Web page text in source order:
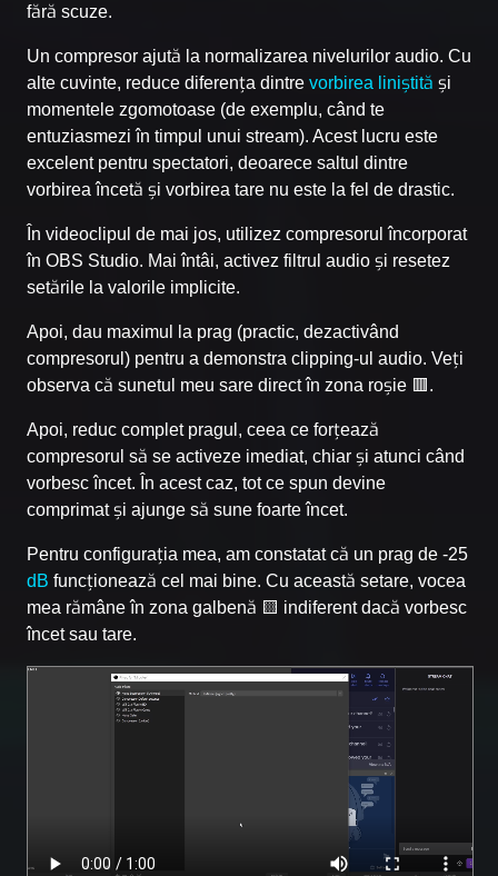
fără scuze.
Un compresor ajută la normalizarea nivelurilor audio. Cu
alte cuvinte, reduce diferența dintre vorbirea liniștită și
momentele zgomotoase (de exemplu, când te
entuziasmezi în timpul unui stream). Acest lucru este
excelent pentru spectatori, deoarece saltul dintre
vorbirea încetă și vorbirea tare nu este la fel de drastic.
În videoclipul de mai jos, utilizez compresorul încorporat
în OBS Studio. Mai întâi, activez filtrul audio și resetez
setările la valorile implicite.
Apoi, dau maximul la prag (practic, dezactivând
compresorul) pentru a demonstra clipping-ul audio. Veți
observa că sunetul meu sare direct în zona roșie 🟥.
Apoi, reduc complet pragul, ceea ce forțează
compresorul să se activeze imediat, chiar și atunci când
vorbesc încet. În acest caz, tot ce spun devine
comprimat și ajunge să sune foarte încet.
Pentru configurația mea, am constatat că un prag de -25
dB funcționează cel mai bine. Cu această setare, vocea
mea rămâne în zona galbenă 🟨 indiferent dacă vorbesc
încet sau tare.